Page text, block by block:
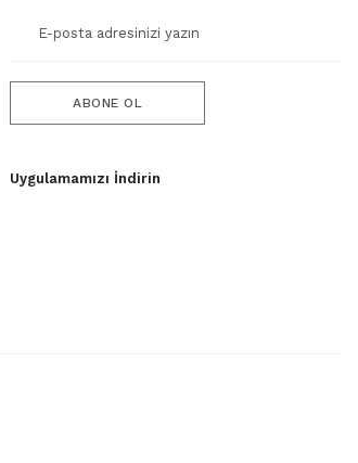
ABONE OL
Uygulamamızı İndirin